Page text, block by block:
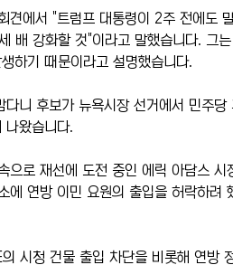
견에서 "트럼프 대통령이 2주 전에도
배 강화할 것"이라고 말했습니다. 그
하기 때문이라고 설명했습니다.
다니 후보가 뉴욕시장 선거에서 민주
나왔습니다.
으로 재선에 도전 중인 에릭 아담스
에 연방 이민 요원의 출입을 허락하려
시청 건물 출입 차단을 비롯해 연방